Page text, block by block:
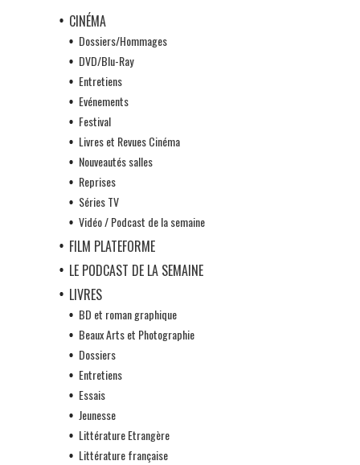
CINÉMA
Dossiers/Hommages
DVD/Blu-Ray
Entretiens
Evénements
Festival
Livres et Revues Cinéma
Nouveautés salles
Reprises
Séries TV
Vidéo / Podcast de la semaine
FILM PLATEFORME
LE PODCAST DE LA SEMAINE
LIVRES
BD et roman graphique
Beaux Arts et Photographie
Dossiers
Entretiens
Essais
Jeunesse
Littérature Etrangère
Littérature française